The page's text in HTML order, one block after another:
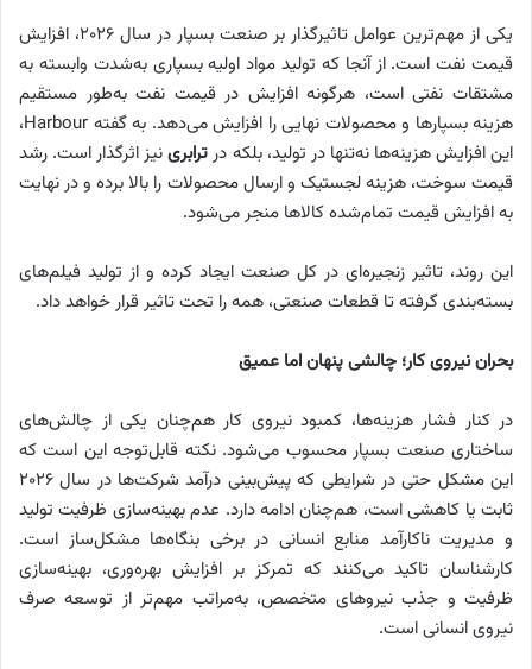
یکی از مهم‌ترین عوامل تاثیرگذار بر صنعت بسپار در سال 2026، افزایش
قیمت نفت است. از آنجا که تولید مواد اولیه بسپاری به‌شدت وابسته به
مشتقات نفتی است، هرگونه افزایش در قیمت نفت به‌طور مستقیم
هزینه بسپار‌ها و محصولات نهایی را افزایش می‌دهد. به گفته Harbour،
این افزایش هزینه‌ها نه‌تنها در تولید، بلکه درترابرینیز اثرگذار است. رشد
قیمت سوخت، هزینه لجستیک و ارسال محصولات را بالا برده و در نهایت
به افزایش قیمت تمام‌شده کالاها منجر می‌شود.
این روند، تاثیر زنجیره‌ای در کل صنعت ایجاد کرده و از تولید فیلم‌های
بسته‌بندی گرفته تا قطعات صنعتی، همه را تحت تاثیر قرار خواهد داد.
بحران نیروی کار؛ چالشی پنهان اما عمیق
در کنار فشار هزینه‌ها، کمبود نیروی کار هم‌چنان یکی از چالش‌های
ساختاری صنعت بسپار محسوب می‌شود. نکته قابل‌توجه این است که
این مشکل حتی در شرایطی که پیش‌بینی درآمد شرکت‌ها در سال 2026
ثابت یا کاهشی است، هم‌چنان ادامه دارد. عدم بهینه‌سازی ظرفیت تولید
و مدیریت ناکارآمد منابع انسانی در برخی بنگاه‌ها مشکل‌ساز است.
کارشناسان تاکید می‌کنند که تمرکز بر افزایش بهره‌وری، بهینه‌سازی
ظرفیت و جذب نیروهای متخصص، به‌مراتب مهم‌تر از توسعه صرف
نیروی انسانی است.